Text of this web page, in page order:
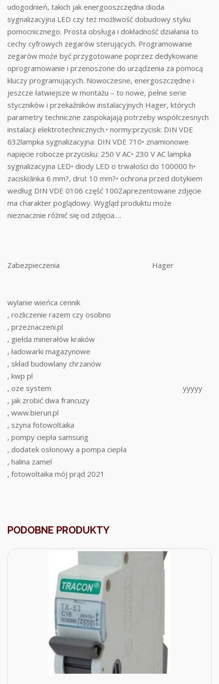
udogodnień, takich jak energooszczędna dioda
sygnalizacyjna LED czy też możliwość dobudowy styku
pomocnicznego. Prosta obsługa i dokładność działania to
cechy cyfrowych zegarów sterujących. Programowanie
zegarów może być przygotowane poprzez dedykowane
oprogramowanie i przenoszone do urządzenia za pomocą
kluczy programujących. Nowoczesne, energoszczędne i
jeszcze łatwiejsze w montażu – to nowe, pełne serie
styczników i przekaźników instalacyjnych Hager, których
parametry techniczne zaspokajają potrzeby współczesnych
instalacji elektrotechnicznych.• normy:przycisk: DIN VDE
632lampka sygnalizacyjna: DIN VDE 710• znamionowe
napięcie robocze przycisku: 250 V AC• 230 V AC lampka
sygnalizacyjna LED• diody LED o trwałości do 100000 h•
zaciski:linka 6 mm?, drut 10 mm?• ochrona przed dotykiem
według DIN VDE 0106 część 100Zaprezentowane zdjęcie
ma charakter poglądowy. Wygląd produktu może
nieznacznie różnić się od zdjęcia….
Zabezpieczenia Hager
wylanie wieńca cennik
, rozliczenie razem czy osobno
, przeznaczeni.pl
, giełda minerałów kraków
, ładowarki magazynowe
, skład budowlany chrzanów
, kwp pl
, oze system
, jak zrobić dwa francuzy
, www.bierun.pl
, szyna fotowoltaika
, pompy ciepła samsung
, dodatek osłonowy a pompa ciepła
, halina zamel
, fotowoltaika mój prąd 2021
yyyyy
PODOBNE PRODUKTY